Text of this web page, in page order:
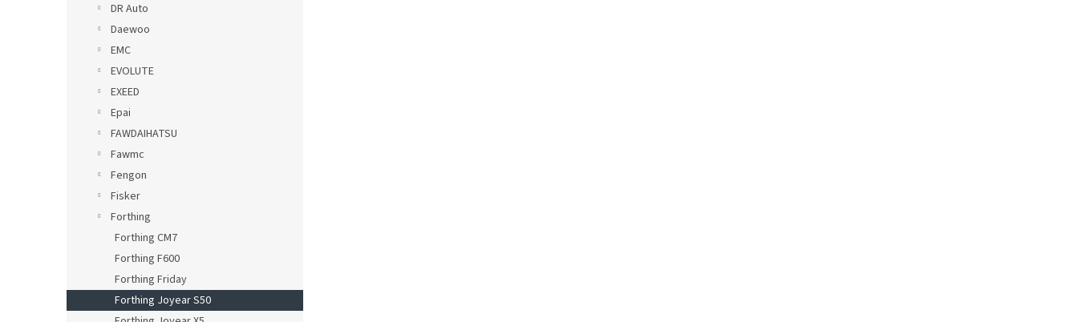
DR Auto
Daewoo
EMC
EVOLUTE
EXEED
Epai
FAWDAIHATSU
Fawmc
Fengon
Fisker
Forthing
Forthing CM7
Forthing F600
Forthing Friday
Forthing Joyear S50